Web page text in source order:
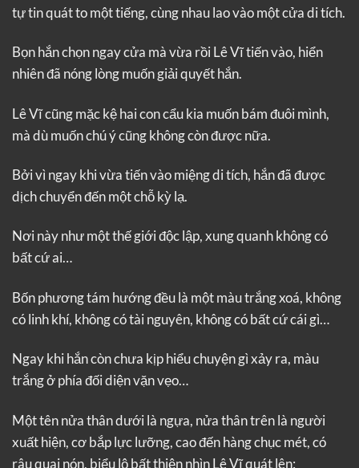
tự tin quát to một tiếng, cùng nhau lao vào một cửa di tích.
Bọn hắn chọn ngay cửa mà vừa rồi Lê Vĩ tiến vào, hiển
nhiên đã nóng lòng muốn giải quyết hắn.
Lê Vĩ cũng mặc kệ hai con cẩu kia muốn bám đuôi mình,
mà dù muốn chú ý cũng không còn được nữa.
Bởi vì ngay khi vừa tiến vào miệng di tích, hắn đã được
dịch chuyển đến một chỗ kỳ lạ.
Nơi này như một thế giới độc lập, xung quanh không có
bất cứ ai…
Bốn phương tám hướng đều là một màu trắng xoá, không
có linh khí, không có tài nguyên, không có bất cứ cái gì…
Ngay khi hắn còn chưa kịp hiểu chuyện gì xảy ra, màu
trắng ở phía đối diện vặn vẹo…
Một tên nửa thân dưới là ngựa, nửa thân trên là người
xuất hiện, cơ bắp lực lưỡng, cao đến hàng chục mét, có
râu quai nón, biểu lộ bất thiện nhìn Lê Vĩ quát lên: